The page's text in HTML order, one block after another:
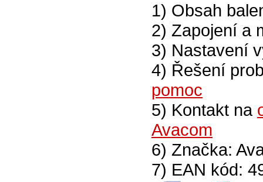
1) Obsah
2) Zapojení a
3) Nastavení
4) Řešení
pomoc
5) Kontakt na
Avacom
6) Značka:
7) EAN kód: